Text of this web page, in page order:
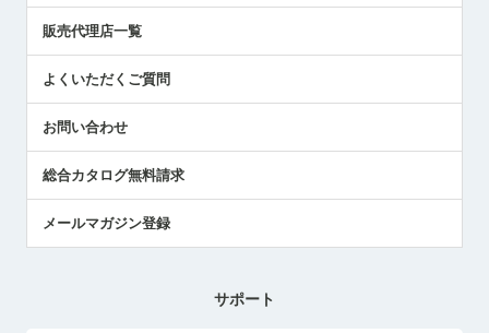
中小企業のBCP地震対策
センサのテクニカルガイド
社長ブログ
販売代理店一覧
よくいただくご質問
お問い合わせ
総合カタログ無料請求
メールマガジン登録
サポート